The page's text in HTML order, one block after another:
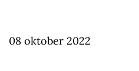
08 oktober 2022